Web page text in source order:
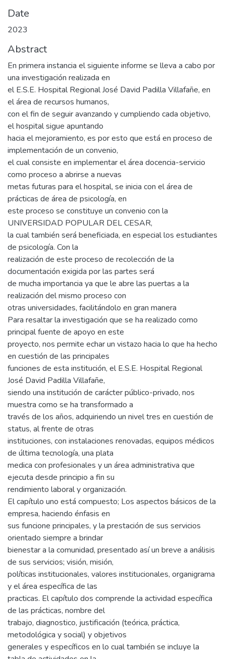
Date
2023
Abstract
En primera instancia el siguiente informe se lleva a cabo por
una investigación realizada en
el E.S.E. Hospital Regional José David Padilla Villafañe, en
el área de recursos humanos,
con el fin de seguir avanzando y cumpliendo cada objetivo,
el hospital sigue apuntando
hacia el mejoramiento, es por esto que está en proceso de
implementación de un convenio,
el cual consiste en implementar el área docencia-servicio
como proceso a abrirse a nuevas
metas futuras para el hospital, se inicia con el área de
prácticas de área de psicología, en
este proceso se constituye un convenio con la
UNIVERSIDAD POPULAR DEL CESAR,
la cual también será beneficiada, en especial los estudiantes
de psicología. Con la
realización de este proceso de recolección de la
documentación exigida por las partes será
de mucha importancia ya que le abre las puertas a la
realización del mismo proceso con
otras universidades, facilitándolo en gran manera
Para resaltar la investigación que se ha realizado como
principal fuente de apoyo en este
proyecto, nos permite echar un vistazo hacia lo que ha hecho
en cuestión de las principales
funciones de esta institución, el E.S.E. Hospital Regional
José David Padilla Villafañe,
siendo una institución de carácter público-privado, nos
muestra como se ha transformado a
través de los años, adquiriendo un nivel tres en cuestión de
status, al frente de otras
instituciones, con instalaciones renovadas, equipos médicos
de última tecnología, una plata
medica con profesionales y un área administrativa que
ejecuta desde principio a fin su
rendimiento laboral y organización.
El capítulo uno está compuesto; Los aspectos básicos de la
empresa, haciendo énfasis en
sus funcione principales, y la prestación de sus servicios
orientado siempre a brindar
bienestar a la comunidad, presentado así un breve a análisis
de sus servicios; visión, misión,
políticas institucionales, valores institucionales, organigrama
y el área específica de las
practicas. El capítulo dos comprende la actividad específica
de las prácticas, nombre del
trabajo, diagnostico, justificación (teórica, práctica,
metodológica y social) y objetivos
generales y específicos en lo cual también se incluye la